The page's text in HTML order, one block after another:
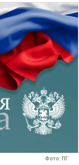
Фото: ПГ